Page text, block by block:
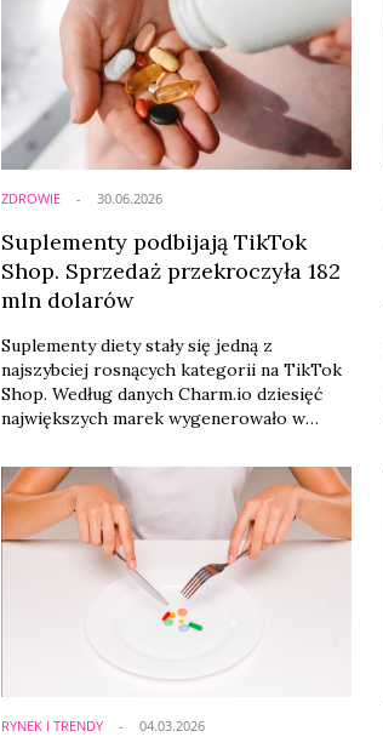
ZDROWIE
Suplementy podbijają TikTok
Shop. Sprzedaż przekroczyła 182
mln dolarów
Suplementy diety stały się jedną z
najszybciej rosnących kategorii na TikTok
Shop. Według danych Charm.io dziesięć
największych marek wygenerowało w
przekraczającą 182 mln dolarów. O
sukcesie decydują nie tylko viralowe
produkty, ale przede wszystkim
livestreamy, influencerzy i edukacyjny
30.06.2026
RYNEK I TRENDY 04.03.2026